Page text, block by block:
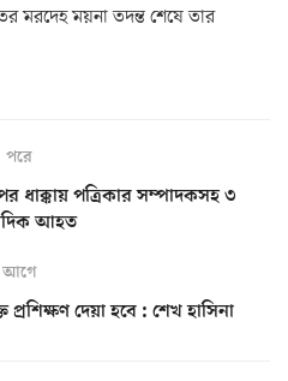
মরদেহ ময়না তদন্ত শেষে তার
পরে
ধাক্কায় পত্রিকার সম্পাদকসহ ৩
আহত
আগে
দেয়া হবে : শেখ হাসিনা